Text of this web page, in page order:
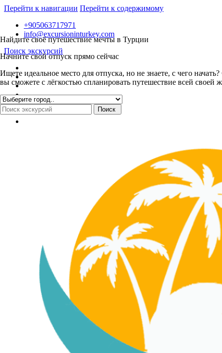
Перейти к навигации Перейти к содержимому
Найдите своё путешествие мечты в Турции
Начните свой отпуск прямо сейчас
Ищете идеальное место для отпуска, но не знаете, с чего
вы сможете с лёгкостью спланировать путешествие всей своей
+905063717971
info@excursioninturkey.com
Поиск экскурсий